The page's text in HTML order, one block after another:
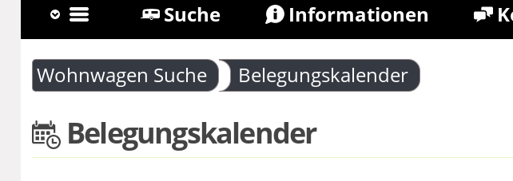
Suche Informationen
Fragen
Newsletter
Wohnwagen Suche Belegungskalender
Belegungskalender